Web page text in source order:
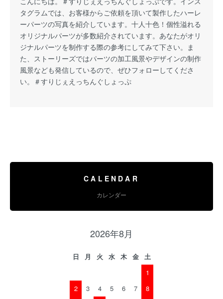
タグラムでは、お客様からご依頼を頂いて製作したハーレ
ーパーツの写真を紹介しています。十人十色！個性溢れる
オリジナルパーツが多数紹介されています。あなたがオリ
ジナルパーツを制作する際の参考にしてみて下さい。ま
た、ストーリーズではパーツの加工風景やデザインの制作
風景なども発信しているので、ぜひフォローしてくださ
い。 ＃すりじぇえっちんぐしょっぷ
CALENDAR
カレンダー
2026年8月
日 月 火 水 木 金
土
1
2
3 4 5 6 7
8